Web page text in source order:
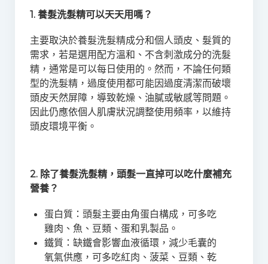
1. 養髮洗髮精可以天天用嗎？
主要取決於養髮洗髮精成分和個人頭皮、髮質的
需求，若是選用配方溫和、不含刺激成分的洗髮
精，通常是可以每日使用的。然而，不論任何類
型的洗髮精，過度使用都可能因過度清潔而破壞
頭皮天然屏障，導致乾燥、油膩或敏感等問題。
因此仍應依個人肌膚狀況調整使用頻率，以維持
頭皮環境平衡。
2. 除了養髮洗髮精，頭髮一直掉可以吃什麼補充
營養？
蛋白質：頭髮主要由角蛋白構成，可多吃
雞肉、魚、豆類、蛋和乳製品。
鐵質：缺鐵會影響血液循環，減少毛囊的
氧氣供應，可多吃紅肉、菠菜、豆類、乾